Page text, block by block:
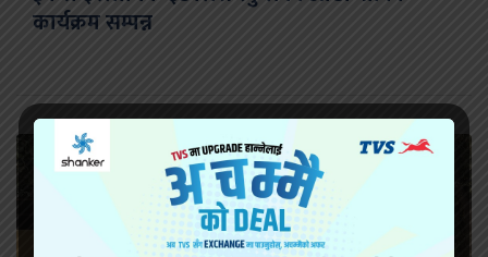
कार्यक्रम सम्पन्न